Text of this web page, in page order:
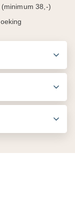
38,-)